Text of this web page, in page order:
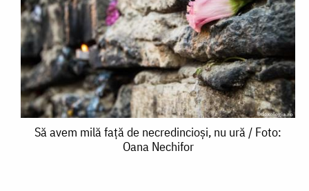
SăSă avem milă față de necredincioși, nu ură / Foto:
Oana Nechifor